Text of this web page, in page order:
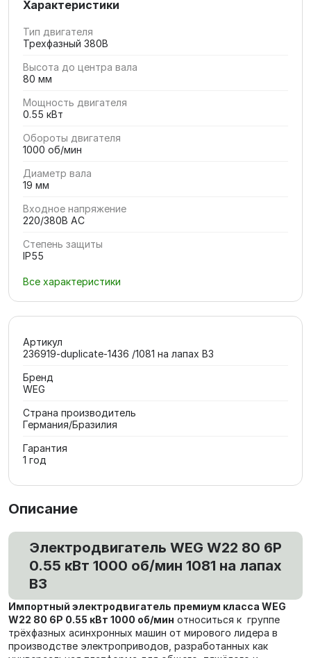
Характеристики
Тип двигателя
Трехфазный 380В
Высота до центра вала
80 мм
Мощность двигателя
0.55 кВт
Обороты двигателя
1000 об/мин
Диаметр вала
19 мм
Входное напряжение
220/380В AC
Степень защиты
IP55
Все характеристики
Артикул
236919-duplicate-1436 /1081 на лапах В3
Бренд
WEG
Страна производитель
Германия/Бразилия
Гарантия
1 год
Описание
Электродвигатель WEG W22 80 6P
0.55 кВт 1000 об/мин 1081 на лапах
В3
Импортный электродвигатель премиум класса WEG
W22 80 6P 0.55 кВт 1000 об/мин относиться к группе
трёхфазных асинхронных машин от мирового лидера в
производстве электроприводов, разработанных как